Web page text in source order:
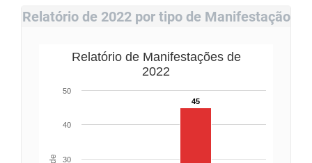
Relatório de 2022 por tipo de Manifestação
Relatório de Manifestações de
2022
45
30
40
50